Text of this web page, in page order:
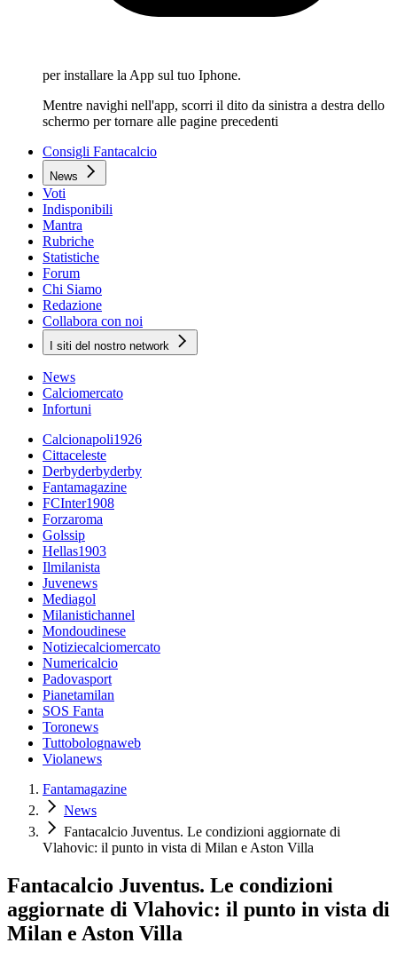
per installare la App sul tuo Iphone.
Mentre navighi nell'app, scorri il dito da sinistra a destra dello
schermo per tornare alle pagine precedenti
Consigli Fantacalcio
News
Voti
Indisponibili
Mantra
Rubriche
Statistiche
Forum
Chi Siamo
Redazione
Collabora con noi
I siti del nostro network
News
Calciomercato
Infortuni
Calcionapoli1926
Cittaceleste
Derbyderbyderby
Fantamagazine
FCInter1908
Forzaroma
Golssip
Hellas1903
Ilmilanista
Juvenews
Mediagol
Milanistichannel
Mondoudinese
Notiziecalciomercato
Numericalcio
Padovasport
Pianetamilan
SOS Fanta
Toronews
Tuttobolognaweb
Violanews
Fantamagazine
News
Fantacalcio Juventus. Le condizioni aggiornate di
Vlahovic: il punto in vista di Milan e Aston Villa
Fantacalcio Juventus. Le condizioni
aggiornate di Vlahovic: il punto in vista di
Milan e Aston Villa